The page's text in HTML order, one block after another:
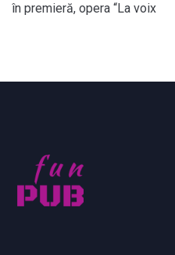
în premieră, opera “La voix